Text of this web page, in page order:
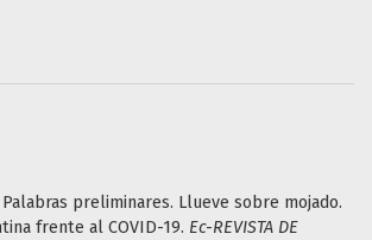
Palabras preliminares. Llueve sobre mojado.
frente al COVID-19. Ec-REVISTA DE